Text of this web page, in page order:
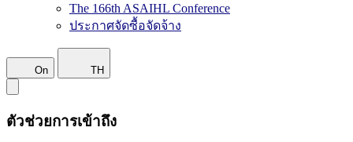
The 166th ASAIHL Conference
ประกาศจัดซื้อจัดจ้าง
On TH
ตัวช่วยการเข้าถึง